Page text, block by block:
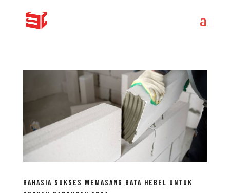
Rahasia Sukses Memasang Bata Hebel Untuk